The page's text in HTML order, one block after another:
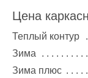
Цена
Теплый контур
Зима
Зима плюс